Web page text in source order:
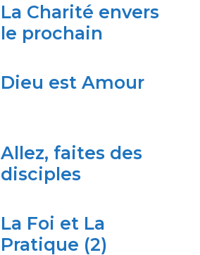
La Charité envers
le prochain
Dieu est Amour
Allez, faites des
disciples
La Foi et La
Pratique (2)